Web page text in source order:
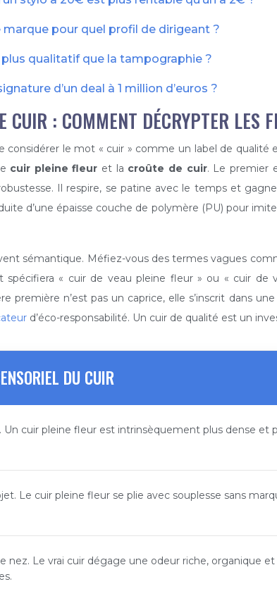
pour quel profil de dirigeant ?
qualitatif que la tampographie ?
d’un deal à 1 million d’euros ?
CUIR : COMMENT DÉCRYPTER LES
le mot « cuir » comme un label de qualité
cuir pleine fleur et la croûte de cuir. Le premier
Il respire, se patine avec le temps et
d’une épaisse couche de polymère (PU) pour
sémantique. Méfiez-vous des termes vagues
« cuir de veau pleine fleur » ou « cuir de
n’est pas un caprice, elle s’inscrit dans
d’éco-responsabilité. Un cuir de qualité est un
DU CUIR
Un cuir pleine fleur est intrinsèquement plus dense
Le cuir pleine fleur se plie avec souplesse sans
nez. Le vrai cuir dégage une odeur riche,